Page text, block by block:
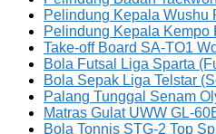
Pelindung Kepala Wushu
Pelindung Kepala Kempo
Take-off Board SA-TO1
Bola Futsal Liga Sparta
Bola Sepak Liga Telstar
Palang Tunggal Senam
Matras Gulat UWW GL-
Bola Tonnis STG-2 Top